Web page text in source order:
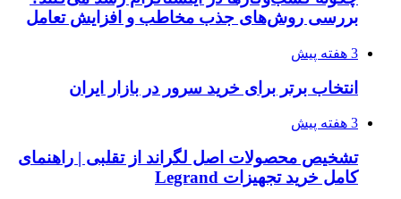
بررسی روش‌های جذب مخاطب و افزایش تعامل
3 هفته پیش
انتخاب برتر برای خرید سرور در بازار ایران
3 هفته پیش
تشخیص محصولات اصل لگراند از تقلبی | راهنمای
کامل خرید تجهیزات Legrand